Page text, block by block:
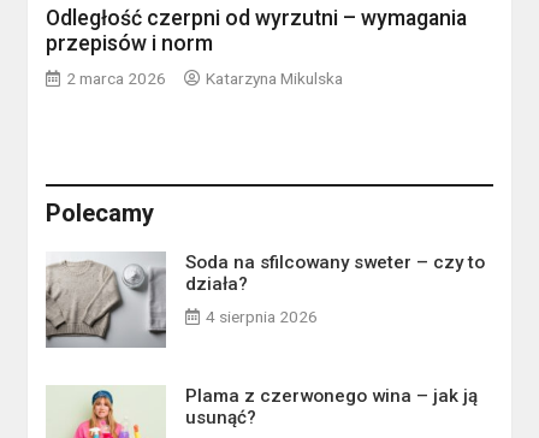
Odległość czerpni od wyrzutni – wymagania
przepisów i norm
2 marca 2026 Katarzyna Mikulska
Polecamy
Soda na sfilcowany sweter – czy to
działa?
4 sierpnia 2026
Plama z czerwonego wina – jak ją
usunąć?